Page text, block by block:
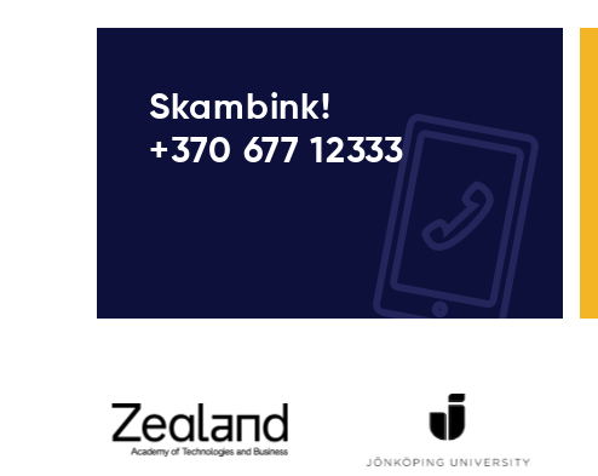
Skambink!
+370 677 12333